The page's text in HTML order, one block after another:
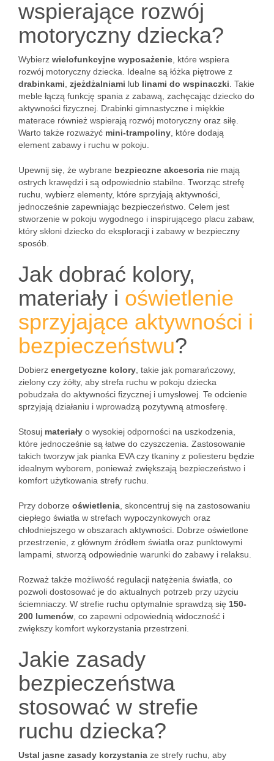
wspierające rozwój
motoryczny dziecka?
Wybierz wielofunkcyjne wyposażenie , które wspiera
rozwój motoryczny dziecka. Idealne są łóżka piętrowe z
drabinkami zjeżdżalniami lub linami do wspinaczki . Takie
meble łączą funkcję spania z zabawą, zachęcając dziecko do
aktywności fizycznej. Drabinki gimnastyczne i miękkie
materace również wspierają rozwój motoryczny oraz siłę.
Warto także rozważyć mini-trampoliny , które dodają
element zabawy i ruchu w pokoju.
Upewnij się, że wybrane bezpieczne akcesoria nie mają
ostrych krawędzi i są odpowiednio stabilne. Tworząc strefę
ruchu, wybierz elementy, które sprzyjają aktywności,
jednocześnie zapewniając bezpieczeństwo. Celem jest
stworzenie w pokoju wygodnego i inspirującego placu zabaw,
który skłoni dziecko do eksploracji i zabawy w bezpieczny
sposób.
Jak dobrać kolory,
materiały i oświetlenie
sprzyjające aktywności i
bezpieczeństwu?
Dobierz energetyczne kolory , takie jak pomarańczowy,
zielony czy żółty, aby strefa ruchu w pokoju dziecka
pobudzała do aktywności fizycznej i umysłowej. Te odcienie
sprzyjają działaniu i wprowadzą pozytywną atmosferę.
Stosuj materiały o wysokiej odporności na uszkodzenia,
które jednocześnie są łatwe do czyszczenia. Zastosowanie
takich tworzyw jak pianka EVA czy tkaniny z poliesteru będzie
idealnym wyborem, ponieważ zwiększają bezpieczeństwo i
komfort użytkowania strefy ruchu.
Przy doborze oświetlenia , skoncentruj się na zastosowaniu
ciepłego światła w strefach wypoczynkowych oraz
chłodniejszego w obszarach aktywności. Dobrze oświetlone
przestrzenie, z głównym źródłem światła oraz punktowymi
lampami, stworzą odpowiednie warunki do zabawy i relaksu.
Rozważ także możliwość regulacji natężenia światła, co
pozwoli dostosować je do aktualnych potrzeb przy użyciu
ściemniaczy. W strefie ruchu optymalnie sprawdzą się 150-
200 lumenów , co zapewni odpowiednią widoczność i
zwiększy komfort wykorzystania przestrzeni.
Jakie zasady
bezpieczeństwa
stosować w strefie
ruchu dziecka?
Ustal jasne zasady korzystania ze strefy ruchu, aby